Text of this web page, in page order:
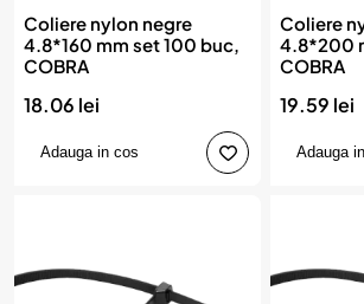
Coliere nylon negre
4.8*160 mm set 100 buc,
COBRA
18.06 lei
Adauga in cos
Coliere
4.8*200
COBRA
19.59 lei
Adauga